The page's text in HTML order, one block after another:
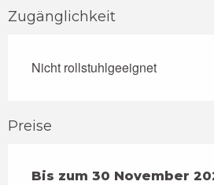
Zugänglichkeit
Nicht rollstuhlgeeignet
Preise
ab1 März 2026bis zum
Bis zum 30 November